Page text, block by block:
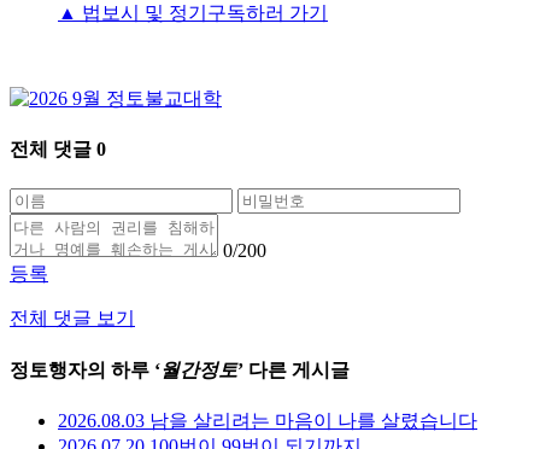
▲ 법보시 및 정기구독하러 가기
전체 댓글 0
0/200
등록
전체 댓글 보기
정토행자의 하루 ‘월간정토’ 다른 게시글
2026.08.03 남을 살리려는 마음이 나를 살렸습니다